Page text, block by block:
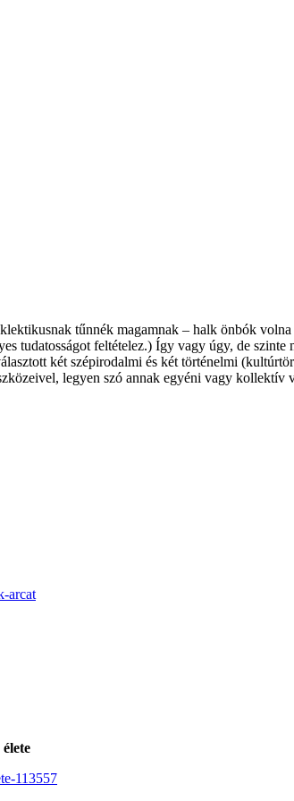
tűnnék magamnak – halk önbók
tudatosságot feltételez.) Így vagy úgy, de
két szépirodalmi és két történelmi
legyen szó annak egyéni vagy
arcat
113557